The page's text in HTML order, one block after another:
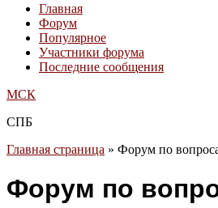
Главная
Форум
Популярное
Участники форума
Последние сообщения
МСК
СПБ
Главная страница » Форум по
Форум по